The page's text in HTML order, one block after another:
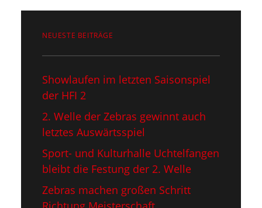
NEUESTE BEITRÄGE
Showlaufen im letzten Saisonspiel​
der HFI 2
2. Welle der Zebras gewinnt auch
letztes Auswärtsspiel
Sport- und Kulturhalle Uchtelfangen
bleibt die Festung der 2. Welle
Zebras machen großen Schritt